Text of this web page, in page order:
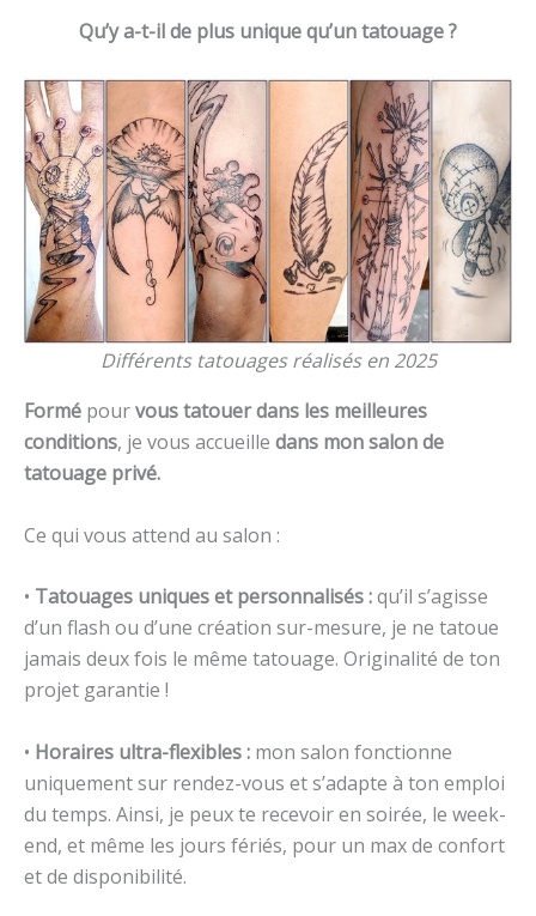
Qu’y a-t-il de plus unique qu’un tatouage ?
Différents tatouages réalisés en 2025
Formé pourvous tatouer dans les meilleures
conditions, je vous accueille dans mon salon de
tatouage privé.
Ce qui vous attend au salon :
• Tatouages uniques et personnalisés :qu’il s’agisse
d’un flash ou d’une création sur-mesure, je ne tatoue
jamais deux fois le même tatouage. Originalité de ton
projet garantie !
• Horaires ultra-flexibles : mon salon fonctionne
uniquement sur rendez-vous et s’adapte à ton emploi
du temps. Ainsi, je peux te recevoir en soirée, le week-
end, et même les jours fériés, pour un max de confort
et de disponibilité.